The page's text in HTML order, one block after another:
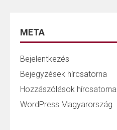
META
Bejelentkezés
Bejegyzések hírcsatorna
Hozzászólások hírcsatorna
WordPress Magyarország